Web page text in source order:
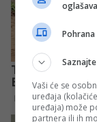
Vaši će se
uređaja
uređaja) može
partnera ili ih